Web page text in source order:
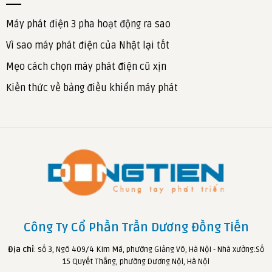
Máy phát điện 3 pha hoạt động ra sao
Vì sao máy phát điện của Nhật lại tốt
Mẹo cách chọn máy phát điện cũ xịn
Kiến thức về bảng điều khiển máy phát
Công Ty Cổ Phần Trần Dương Đồng Tiến
Địa chỉ: số 3, Ngõ 409/4 Kim Mã, phường Giảng Võ, Hà Nội - Nhà xưởng:Số
15 Quyết Thắng, phường Dương Nội, Hà Nội